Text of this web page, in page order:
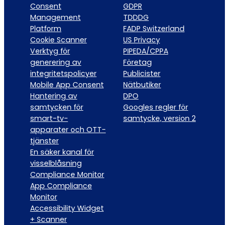
Consent
Management
Platform
Cookie Scanner
Verktyg för
generering av
integritetspolicyer
Mobile App Consent
Hantering av
samtycken för
smart-tv-
apparater och OTT-
tjänster
En säker kanal för
visselblåsning
Compliance Monitor
App Compliance
Monitor
Accessibility Widget
+ Scanner
GDPR
TDDDG
FADP Switzerland
US Privacy
PIPEDA/CPPA
Företag
Publicister
Nätbutiker
DPO
Googles regler för
samtycke, version 2